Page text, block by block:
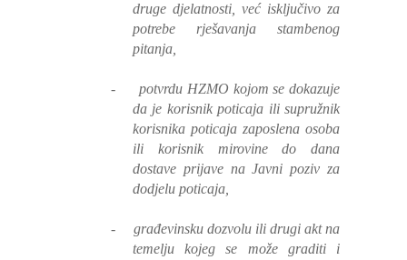
druge djelatnosti, već isključivo za
potrebe rješavanja stambenog
pitanja,
-
potvrdu HZMO kojom se dokazuje
da je korisnik poticaja ili supružnik
korisnika poticaja zaposlena osoba
ili korisnik mirovine do dana
dostave prijave na Javni poziv za
dodjelu poticaja,
-
građevinsku dozvolu ili drugi akt na
temelju kojeg se može graditi i